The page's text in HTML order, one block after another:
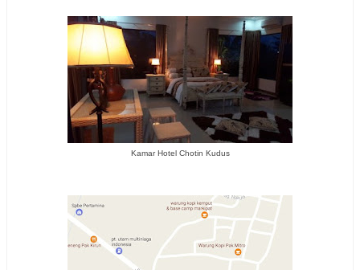
Kamar Hotel Chotin Kudus